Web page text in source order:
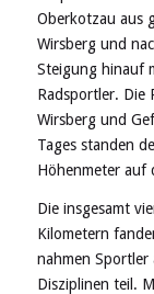
Oberkotzau aus
Wirsberg und
Steigung hinauf
Radsportler. Die
Wirsberg und
Tages standen
Höhenmeter auf
Die insgesamt
Kilometern
nahmen Sportler
Disziplinen teil.